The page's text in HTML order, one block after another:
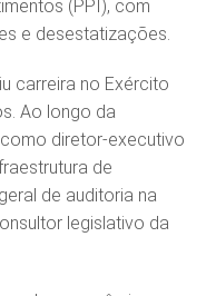
(PPI), com
e desestatizações.
carreira no Exército
Ao longo da
diretor-executivo
de
de auditoria na
legislativo da